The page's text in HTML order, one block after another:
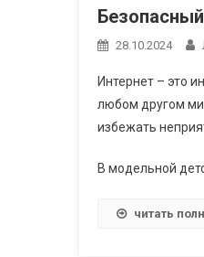
28.10.2024
Интернет – это
любом другом
избежать
В модельной
читать